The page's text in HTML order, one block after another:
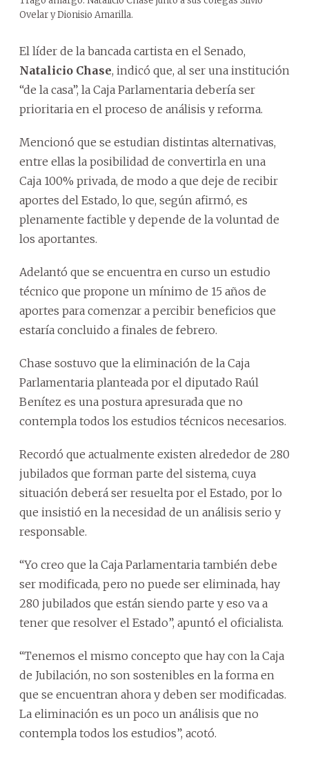
Ovelar y Dionisio Amarilla.
El líder de la bancada cartista en el Senado,
Natalicio Chase, indicó que, al ser una institución
“de la casa”, la Caja Parlamentaria debería ser
prioritaria en el proceso de análisis y reforma.
Mencionó que se estudian distintas alternativas,
entre ellas la posibilidad de convertirla en una
Caja 100% privada, de modo a que deje de recibir
aportes del Estado, lo que, según afirmó, es
plenamente factible y depende de la voluntad de
los aportantes.
Adelantó que se encuentra en curso un estudio
técnico que propone un mínimo de 15 años de
aportes para comenzar a percibir beneficios que
estaría concluido a finales de febrero.
Chase sostuvo que la eliminación de la Caja
Parlamentaria planteada por el diputado Raúl
Benítez es una postura apresurada que no
contempla todos los estudios técnicos necesarios.
Recordó que actualmente existen alrededor de 280
jubilados que forman parte del sistema, cuya
situación deberá ser resuelta por el Estado, por lo
que insistió en la necesidad de un análisis serio y
responsable.
“Yo creo que la Caja Parlamentaria también debe
ser modificada, pero no puede ser eliminada, hay
280 jubilados que están siendo parte y eso va a
tener que resolver el Estado”, apuntó el oficialista.
“Tenemos el mismo concepto que hay con la Caja
de Jubilación, no son sostenibles en la forma en
que se encuentran ahora y deben ser modificadas.
La eliminación es un poco un análisis que no
contempla todos los estudios”, acotó.